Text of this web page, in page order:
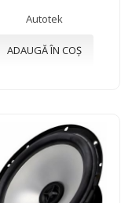
Autotek
ADAUGĂ ÎN COȘ